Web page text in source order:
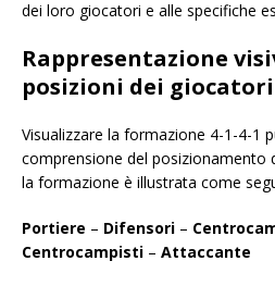
dei loro giocatori e alle specifiche
Rappresentazione
posizioni dei giocatori
Visualizzare la formazione 4-1-4-1
comprensione del posizionamento
la formazione è illustrata come
Portiere – Difensori –
Centrocampisti – Attaccante